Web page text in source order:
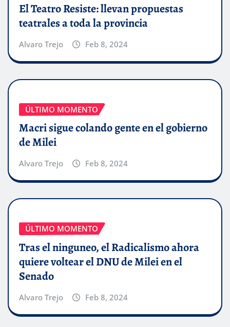
El Teatro Resiste: llevan propuestas
teatrales a toda la provincia
Alvaro Trejo Feb 8, 2024
ÚLTIMO MOMENTO
Macri sigue colando gente en el gobierno
de Milei
Alvaro Trejo Feb 8, 2024
ÚLTIMO MOMENTO
Tras el ninguneo, el Radicalismo ahora
quiere voltear el DNU de Milei en el
Senado
Alvaro Trejo Feb 8, 2024